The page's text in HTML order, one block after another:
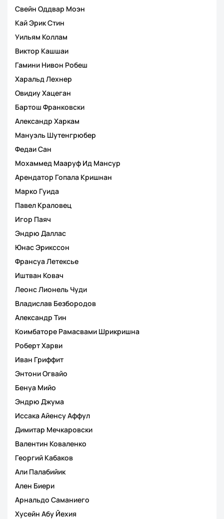
Свейн Оддвар Моэн
Кай Эрик Стин
Уильям Коллам
Виктор Кашшаи
Гамини Нивон Робеш
Харальд Лехнер
Овидиу Хацеган
Бартош Франковски
Александр Харкам
Мануэль Шутенгрюбер
Федаи Сан
Мохаммед Мааруф Ид Мансур
Арендатор Гопала Кришнан
Марко Гуида
Павел Краловец
Игор Паяч
Эндрю Даллас
Юнас Эрикссон
Франсуа Летексье
Иштван Ковач
Леонс Лионель Чуди
Владислав Безбородов
Александр Тин
Коимбаторе Рамасвами Шрикришна
Роберт Харви
Иван Гриффит
Энтони Огвайо
Бенуа Мийо
Эндрю Джума
Иссака Айенсу Аффул
Димитар Мечкаровски
Валентин Коваленко
Георгий Кабаков
Али Палабийик
Ален Биери
Арнальдо Саманиего
Хусейн Абу Йехия